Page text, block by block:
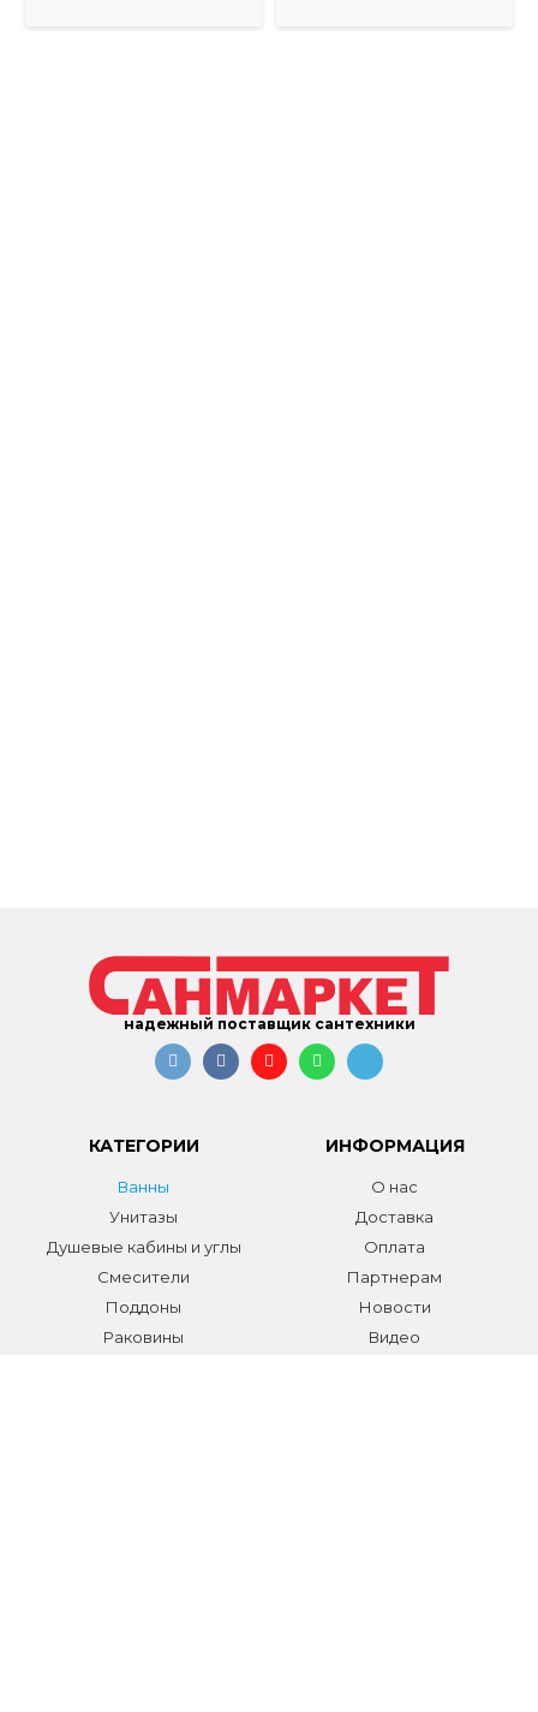
надежный поставщик сантехники
КАТЕГОРИИ
Ванны
Унитазы
Душевые кабины и углы
Смесители
Поддоны
Раковины
ИНФОРМАЦИЯ
О нас
Доставка
Оплата
Партнерам
Новости
Видео